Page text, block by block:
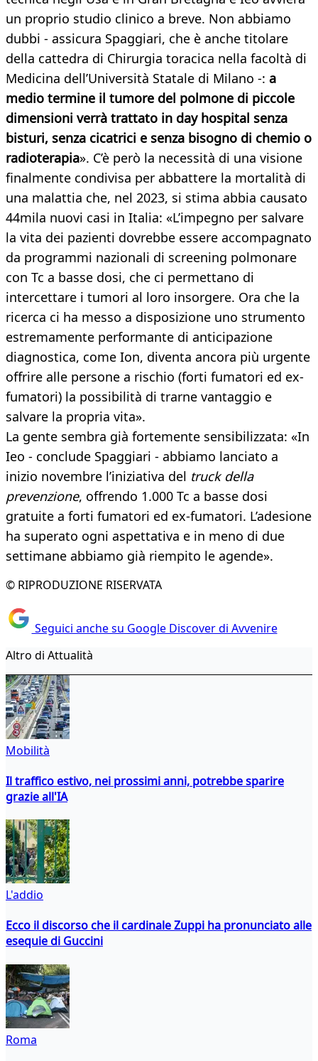
un proprio studio clinico a breve. Non abbiamo
dubbi - assicura Spaggiari, che è anche titolare
della cattedra di Chirurgia toracica nella facoltà di
Medicina dell’Università Statale di Milano -: a
medio termine il tumore del polmone di piccole
dimensioni verrà trattato in day hospital senza
bisturi, senza cicatrici e senza bisogno di chemio o
radioterapia». C’è però la necessità di una visione
finalmente condivisa per abbattere la mortalità di
una malattia che, nel 2023, si stima abbia causato
44mila nuovi casi in Italia: «L’impegno per salvare
la vita dei pazienti dovrebbe essere accompagnato
da programmi nazionali di screening polmonare
con Tc a basse dosi, che ci permettano di
intercettare i tumori al loro insorgere. Ora che la
ricerca ci ha messo a disposizione uno strumento
estremamente performante di anticipazione
diagnostica, come Ion, diventa ancora più urgente
offrire alle persone a rischio (forti fumatori ed ex-
fumatori) la possibilità di trarne vantaggio e
salvare la propria vita».
La gente sembra già fortemente sensibilizzata: «In
Ieo - conclude Spaggiari - abbiamo lanciato a
inizio novembre l’iniziativa del truck della
prevenzione, offrendo 1.000 Tc a basse dosi
gratuite a forti fumatori ed ex-fumatori. L’adesione
ha superato ogni aspettativa e in meno di due
settimane abbiamo già riempito le agende».
© RIPRODUZIONE RISERVATA
Seguici anche su Google Discover di Avvenire
Altro di Attualità
Mobilità
Il traffico estivo, nei prossimi anni, potrebbe sparire
grazie all'IA
L'addio
Ecco il discorso che il cardinale Zuppi ha pronunciato alle
esequie di Guccini
Roma